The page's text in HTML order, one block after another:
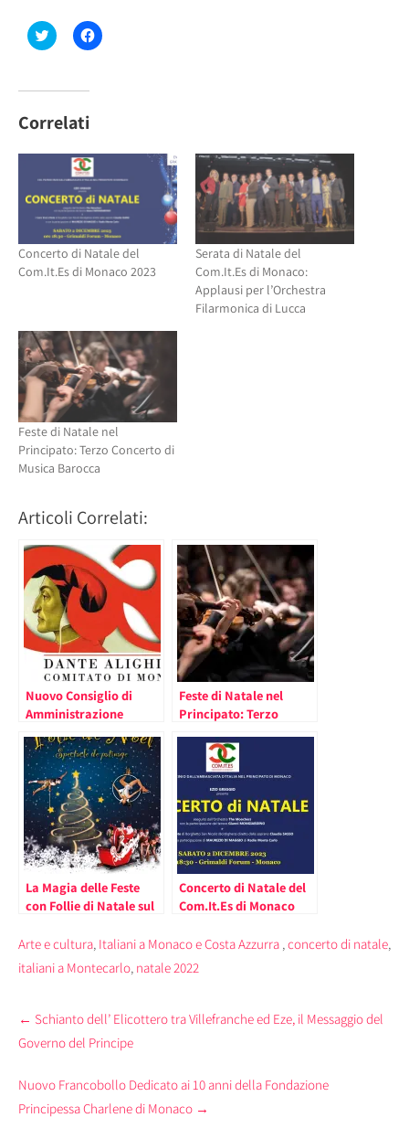
Fai
clic
su
(Si
apre
una
nuova
finestra)
Fai
clic
nuova
Correlati
Concerto di Natale del
Com.It.Es di Monaco 2023
Serata di Natale del
Com.It.Es di Monaco:
Applausi per l’Orchestra
Filarmonica di Lucca
Feste di Natale nel
Principato: Terzo Concerto di
Musica Barocca
Articoli Correlati:
Nuovo Consiglio di
Amministrazione
Alighieri Comitato di
Monaco
Feste di Natale nel
Principato: Terzo
Barocca
La Magia delle Feste
con Follie di Natale sul
di Natale sul Porto (il
Programma e le Date).
Concerto di Natale del
Com.It.Es di Monaco
Arte e cultura, Italiani a Monaco e Costa Azzurra , concerto di natale,
italiani a Montecarlo, natale 2022
Post
navigation
← Schianto dell’ Elicottero tra Villefranche ed Eze, il Messaggio del
Governo del Principe
Nuovo Francobollo Dedicato ai 10 anni della Fondazione
Principessa Charlene di Monaco →